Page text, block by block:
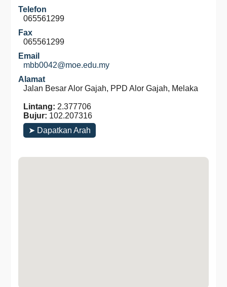
Telefon
065561299
Fax
065561299
Email
mbb0042@moe.edu.my
Alamat
Jalan Besar Alor Gajah, PPD Alor Gajah, Melaka
Lintang: 2.377706
Bujur: 102.207316
➤ Dapatkan Arah